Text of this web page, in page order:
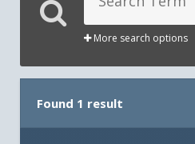
More search options
Found 1 result